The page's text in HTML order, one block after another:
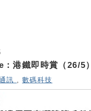
港鐵即時賞（26/5）
訊 數碼科技